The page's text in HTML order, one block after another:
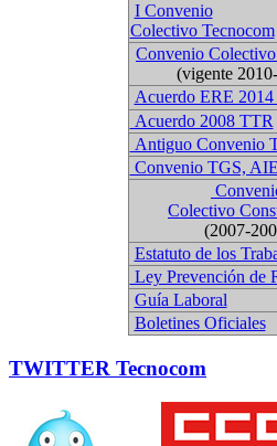
I Convenio
Colectivo Tecnocom
Convenio
(vigente
Acuerdo ERE 2014
Acuerdo 2008 TTR
Antiguo Convenio
Convenio TGS, AIE
Colectivo
(2007-
Estatuto de los
Ley Prevención de
Guía Laboral
Boletines Oficiales
TWITTER Tecnocom